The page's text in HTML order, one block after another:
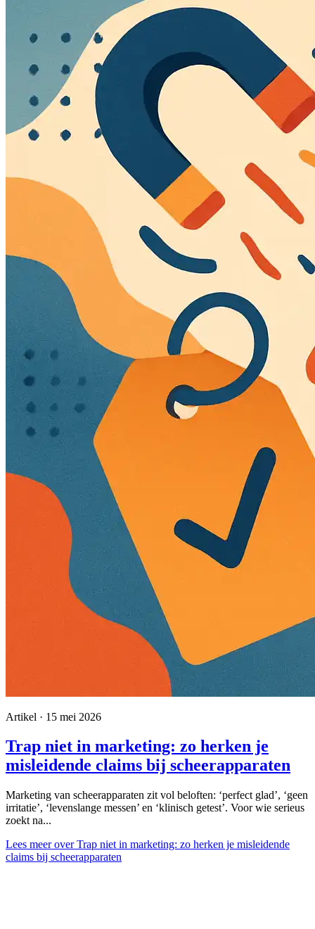
Artikel · 15 mei 2026
Trap niet in marketing: zo herken je
misleidende claims bij scheerapparaten
Marketing van scheerapparaten zit vol beloften: ‘perfect glad’, ‘geen
irritatie’, ‘levenslange messen’ en ‘klinisch getest’. Voor wie serieus
zoekt na...
Lees meerover Trap niet in marketing: zo herken je misleidende
claims bij scheerapparaten